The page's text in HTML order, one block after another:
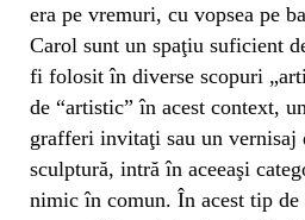
era pe vremuri, cu vopsea pe
Carol sunt un spaţiu suficient
fi folosit în diverse scopuri
de “artistic” în acest context,
grafferi invitaţi sau un vernisaj
sculptură, intră în aceeaşi
nimic în comun. În acest tip de